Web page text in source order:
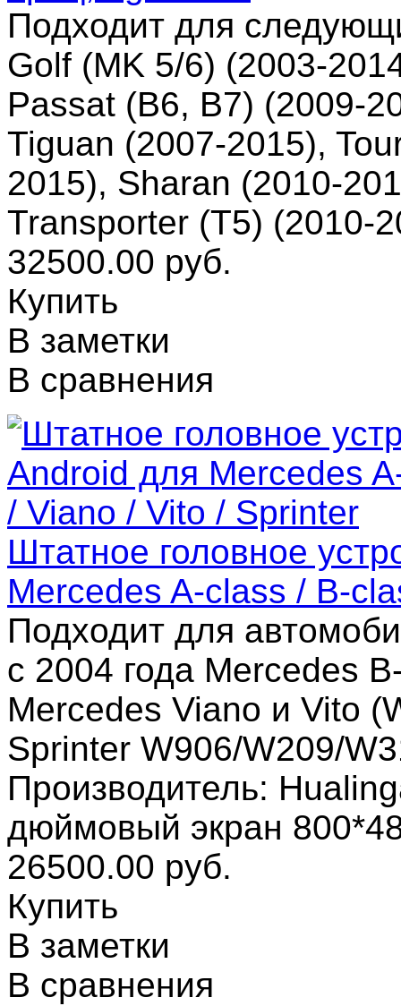
Подходит для
Golf (MK 5/6) (2003-
Passat (B6, B7) (2009-
Tiguan (2007-2015),
2015), Sharan (2010-
Transporter (T5) (2010-
32500.00 руб.
Купить
В заметки
В сравнения
Штатное головное
Mercedes A-class / B-
Подходит для
с 2004 года Mercedes
Mercedes Viano и Vito
Sprinter W906/W209/
Производитель:
дюймовый экран
26500.00 руб.
Купить
В заметки
В сравнения